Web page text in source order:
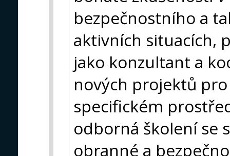
bezpečnostního a
aktivních situacích,
jako konzultant a
nových projektů
specifickém
odborná školení se
obranné a